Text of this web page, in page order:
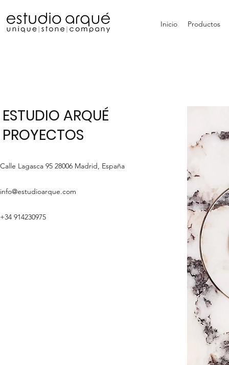
Inicio Productos
ESTUDIO ARQUÉ
PROYECTOS
Calle Lagasca 95 28006 Madrid, España
info@estudioarque.com
+34 914230975